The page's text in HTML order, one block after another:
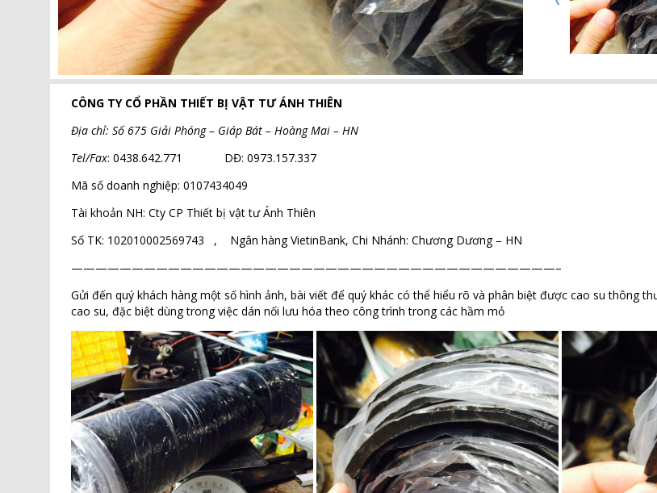
CÔNG TY CỔ PHẦN THIẾT BỊ VẬT TƯ ÁNH THIÊN
Địa chỉ: Số 675 Giải Phóng – Giáp Bát – Hoàng Mai – HN
Tel/Fax: 0438.642.771 DĐ: 0973.157.337
Mã số doanh nghiệp: 0107434049
Tài khoản NH: Cty CP Thiết bị vật tư Ánh Thiên
Số TK: 102010002569743 , Ngân hàng VietinBank, Chi Nhánh: Chương Dương – HN
————————————————————————————————————————–
Gửi đến quý khách hàng một số hình ảnh, bài viết để quý khác có thể hiểu rõ và phân biệt được cao su thông
cao su, đặc biệt dùng trong việc dán nối lưu hóa theo công trình trong các hầm mỏ